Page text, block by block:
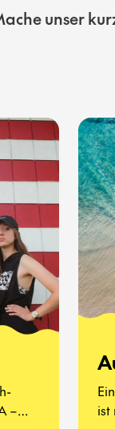
unser
–
ist